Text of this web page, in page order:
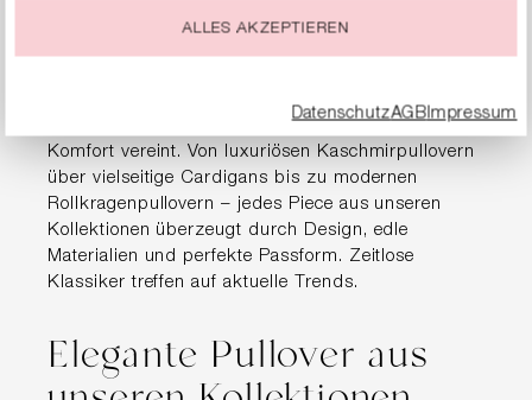
Pullover & Strick für
Damen
Entdecke exquisite Strickmode, die Eleganz mit
Komfort vereint. Von luxuriösen Kaschmirpullovern
über vielseitige Cardigans bis zu modernen
Rollkragenpullovern – jedes Piece aus unseren
Kollektionen überzeugt durch Design, edle
Materialien und perfekte Passform. Zeitlose
Klassiker treffen auf aktuelle Trends.
Elegante Pullover aus
jeder Zeit ändern oder widerrufen.
ALLES AKZEPTIEREN
DatenschutzAGBImpressum